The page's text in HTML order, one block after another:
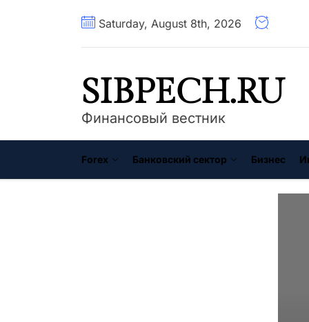
Saturday, August 8th, 2026
SIBPECH.RU
Финансовый вестник
Forex Банковский сектор Бизнес